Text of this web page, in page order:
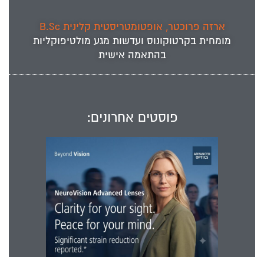
ארזה פרוכטר, אופטומטריסטית קלינית B.Sc
מומחית בקרטוקונוס ועדשות מגע מולטיפוקליות
בהתאמה אישית
פוסטים אחרונים: